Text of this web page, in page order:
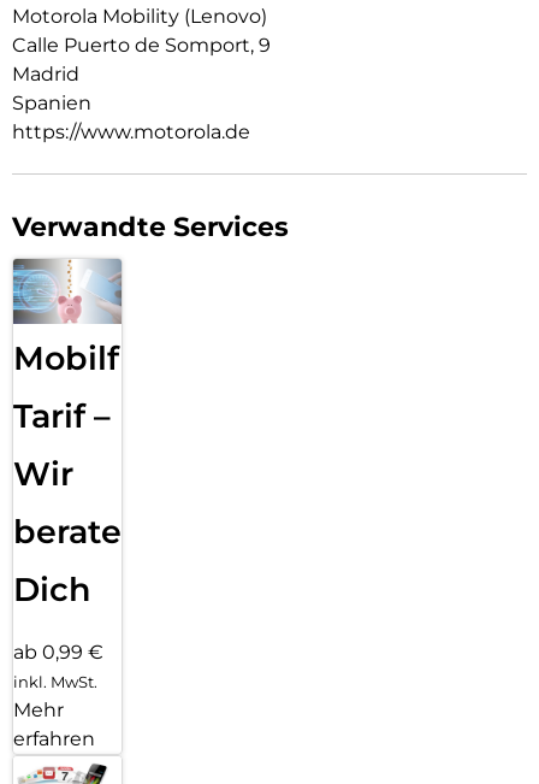
Motorola Mobility (Lenovo)
Calle Puerto de Somport, 9
Madrid
Spanien
https://www.motorola.de
Verwandte Services
Mobilfunk
Tarif –
Wir
beraten
Dich
ab 0,99 €
inkl. MwSt.
Mehr
erfahren